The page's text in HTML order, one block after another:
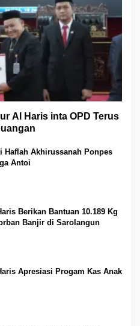
Al Haris inta OPD Terus
Haflah Akhirussanah Ponpes
Antoi
Berikan Bantuan 10.189 Kg
Banjir di Sarolangun
Apresiasi Progam Kas Anak